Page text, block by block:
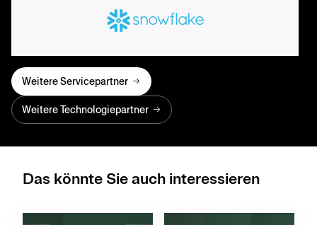
Weitere Servicepartner
Weitere Technologiepartner
Das könnte Sie auch interessieren